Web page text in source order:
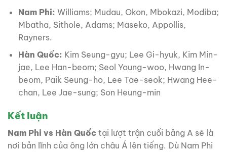
Nam Phi: Williams; Mudau, Okon, Mbokazi, Modiba;
Mbatha, Sithole, Adams; Maseko, Appollis,
Rayners.
Hàn Quốc: Kim Seung-gyu; Lee Gi-hyuk, Kim Min-
jae, Lee Han-beom; Seol Young-woo, Hwang In-
beom, Paik Seung-ho, Lee Tae-seok; Hwang Hee-
chan, Lee Jae-sung; Son Heung-min
Kết luận
Nam Phi vs Hàn Quốc tại lượt trận cuối bảng A sẽ là
nơi bản lĩnh của ông lớn châu Á lên tiếng. Dù Nam Phi